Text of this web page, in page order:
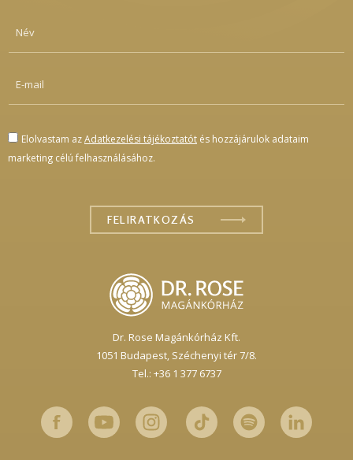
Dr. Rose Magánkórház Kft.
1051 Budapest,Széchenyi tér 7/8.
Tel.: +36 1 377 6737
Elolvastam azAdatkezelési tájékoztatót és hozzájárulok adataim
marketing célú felhasználásához.